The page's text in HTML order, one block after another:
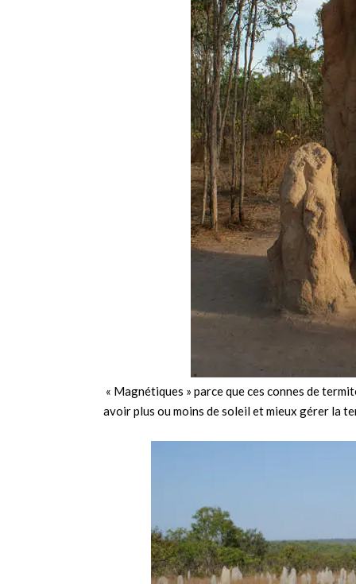
« Magnétiques » parce que ces connes de
avoir plus ou moins de soleil et mieux gérer la